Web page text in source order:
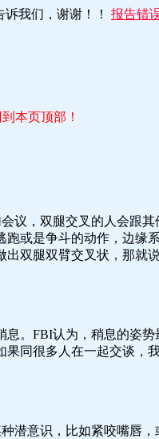
我们，谢谢！！ 报告错
本页顶部！
议，双腿交叉的人会跟
或是争斗的动作，边缘
双腿双臂交叉状，那就
。FBI认为，稍息的姿
同很多人在一起交谈，
潜意识，比如紧咬嘴唇